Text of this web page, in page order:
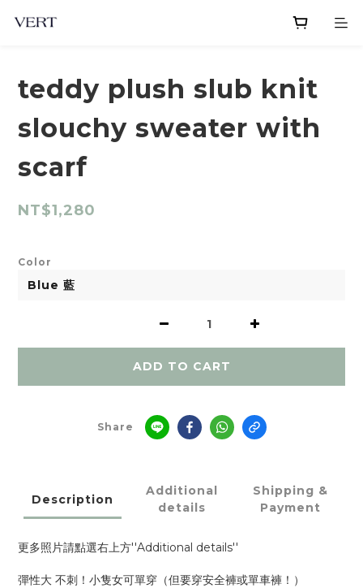
teddy plush slub knit
slouchy sweater with
scarf
NT$1,280
Color
ADD TO CART
Share
Description
Additional
details
Shipping &
Payment
更多照片請點選右上方''Additional details''
彈性大 不刺！小隻女可單穿（但要穿安全褲或單車褲！）